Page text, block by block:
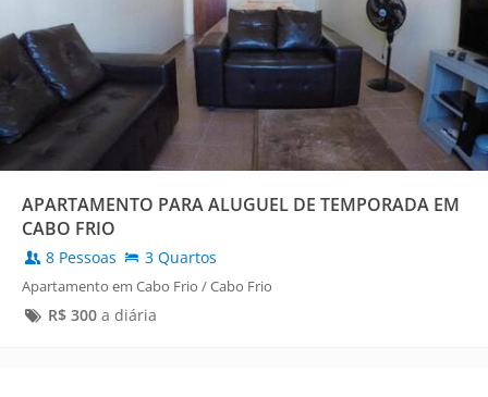
APARTAMENTO PARA ALUGUEL DE TEMPORADA EM
CABO FRIO
8 Pessoas 3 Quartos
Apartamento em Cabo Frio / Cabo Frio
R$ 300a diária